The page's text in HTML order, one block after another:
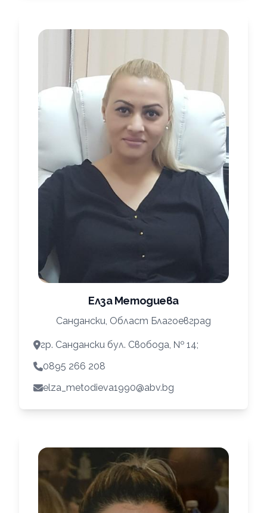
Елза Методиева
Сандански, Област Благоевград
гр. Сандански бул. Свобода, № 14;
0895 266 208
elza_metodieva1990@abv.bg